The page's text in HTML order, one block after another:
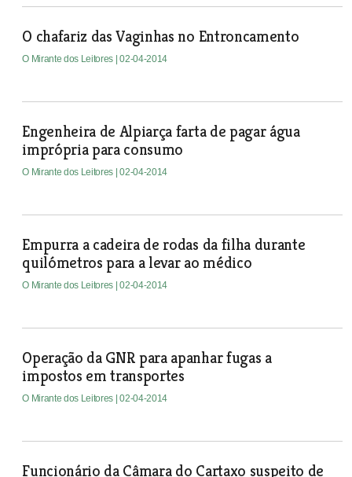
O chafariz das Vaginhas no Entroncamento
O Mirante dos Leitores | 02-04-2014
Engenheira de Alpiarça farta de pagar água
imprópria para consumo
O Mirante dos Leitores | 02-04-2014
Empurra a cadeira de rodas da filha durante
quilómetros para a levar ao médico
O Mirante dos Leitores | 02-04-2014
Operação da GNR para apanhar fugas a
impostos em transportes
O Mirante dos Leitores | 02-04-2014
Funcionário da Câmara do Cartaxo suspeito de